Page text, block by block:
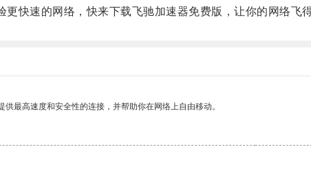
快速的网络，快来下载飞驰加速器免费版，让你的网络飞得
最高速度和安全性的连接，并帮助你在网络上自由移动。